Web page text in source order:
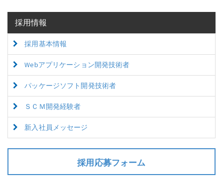
採用情報
採用基本情報
Webアプリケーション開発技術者
パッケージソフト開発技術者
ＳＣＭ開発経験者
新入社員メッセージ
採用応募フォーム